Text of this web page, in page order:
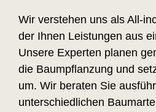
Wir verstehen uns als All-
der Ihnen Leistungen aus
Unsere Experten planen
die Baumpflanzung und
um. Wir beraten Sie
unterschiedlichen